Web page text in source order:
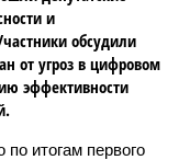
и
обсудили
от угроз в цифровом
эффективности
по итогам первого